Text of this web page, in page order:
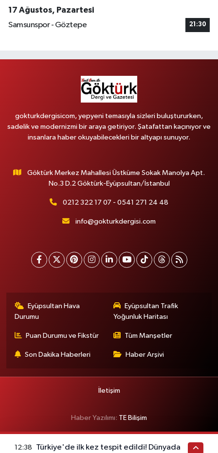
17 Ağustos, Pazartesi
Samsunspor - Göztepe
21:30
gokturkdergisicom, yepyeni temasıyla sizleri buluştururken,
sadelik ve modernizmi bir araya getiriyor. Şatafattan kaçınıyor ve
insanlara haber okuyabilecekleri bir altyapı sunuyor.
Göktürk Merkez Mahallesi Üstküme Sokak Manolya Apt.
No.3 D.2 Göktürk-Eyüpsultan/İstanbul
0212 322 17 07 - 0541 271 24 48
info@gokturkdergisi.com
Eyüpsultan Hava
Durumu
Eyüpsultan Trafik
Yoğunluk Haritası
Puan Durumu ve Fikstür Tüm Manşetler
Son Dakika Haberleri Haber Arşivi
İletişim
Haber Yazılımı: TE Bilişim
12:38 Türkiye'de ilk kez tespit edildi! Dünyada